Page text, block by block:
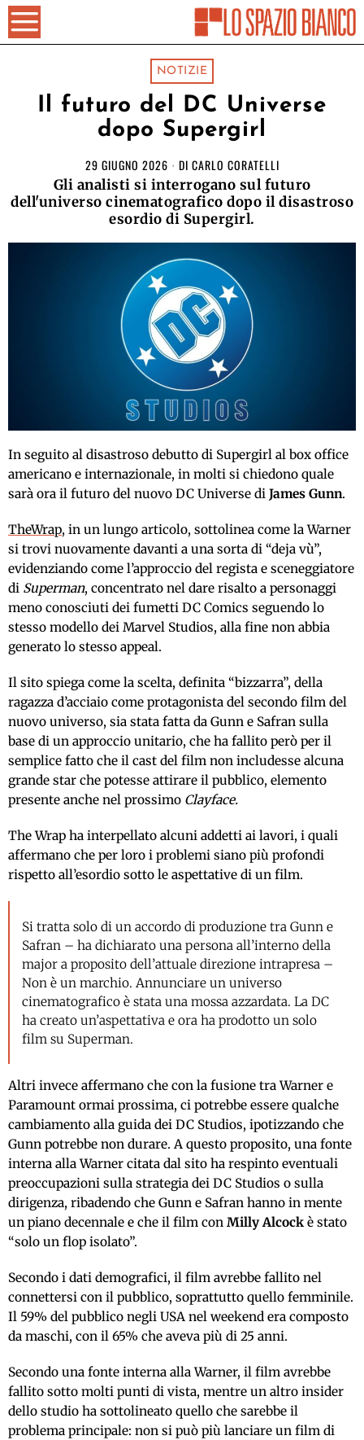
NOTIZIE
Il futuro del DC Universe
dopo Supergirl
29 GIUGNO 2026 DI CARLO CORATELLI
Gli analisti si interrogano sul futuro
dell'universo cinematografico dopo il disastroso
esordio di Supergirl.
In seguito al disastroso debutto di Supergirl al box office
americano e internazionale, in molti si chiedono quale
sarà ora il futuro del nuovo DC Universe di James Gunn.
TheWrap, in un lungo articolo, sottolinea come la Warner
si trovi nuovamente davanti a una sorta di “deja vù”,
evidenziando come l’approccio del regista e sceneggiatore
di Superman, concentrato nel dare risalto a personaggi
meno conosciuti dei fumetti DC Comics seguendo lo
stesso modello dei Marvel Studios, alla fine non abbia
generato lo stesso appeal.
Il sito spiega come la scelta, definita “bizzarra”, della
ragazza d’acciaio come protagonista del secondo film del
nuovo universo, sia stata fatta da Gunn e Safran sulla
base di un approccio unitario, che ha fallito però per il
semplice fatto che il cast del film non includesse alcuna
grande star che potesse attirare il pubblico, elemento
presente anche nel prossimo Clayface.
The Wrap ha interpellato alcuni addetti ai lavori, i quali
affermano che per loro i problemi siano più profondi
rispetto all’esordio sotto le aspettative di un film.
Si tratta solo di un accordo di produzione tra Gunn e
Safran – ha dichiarato una persona all’interno della
major a proposito dell’attuale direzione intrapresa –
Non è un marchio. Annunciare un universo
cinematografico è stata una mossa azzardata. La DC
ha creato un’aspettativa e ora ha prodotto un solo
film su Superman.
Altri invece affermano che con la fusione tra Warner e
Paramount ormai prossima, ci potrebbe essere qualche
cambiamento alla guida dei DC Studios, ipotizzando che
Gunn potrebbe non durare. A questo proposito, una fonte
interna alla Warner citata dal sito ha respinto eventuali
preoccupazioni sulla strategia dei DC Studios o sulla
dirigenza, ribadendo che Gunn e Safran hanno in mente
un piano decennale e che il film con Milly Alcock è stato
“solo un flop isolato”.
Secondo i dati demografici, il film avrebbe fallito nel
connettersi con il pubblico, soprattutto quello femminile.
Il 59% del pubblico negli USA nel weekend era composto
da maschi, con il 65% che aveva più di 25 anni.
Secondo una fonte interna alla Warner, il film avrebbe
fallito sotto molti punti di vista, mentre un altro insider
dello studio ha sottolineato quello che sarebbe il
problema principale: non si può più lanciare un film di